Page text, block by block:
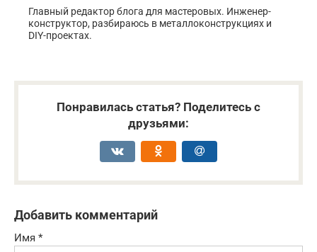
Главный редактор блога для мастеровых. Инженер-
конструктор, разбираюсь в металлоконструкциях и
DIY-проектах.
Понравилась статья? Поделитесь с
друзьями:
Добавить комментарий
Имя *